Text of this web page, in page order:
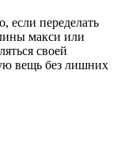
если переделать
макси или
своей
вещь без лишних